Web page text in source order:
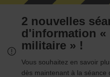
2 nouvelles
d'information «
militaire » !
Vous souhaitez en savoir
dès maintenant à la séance